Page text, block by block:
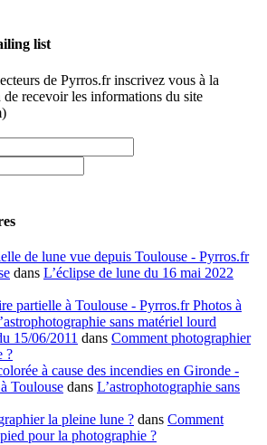
list
de Pyrros.fr inscrivez vous à la
recevoir les informations du site
de lune vue depuis Toulouse - Pyrros.fr
dans L’éclipse de lune du 16 mai 2022
partielle à Toulouse - Pyrros.fr Photos à
sans matériel lourd
15/06/2011 dans Comment photographier
?
à cause des incendies en Gironde -
Toulouse dans L’astrophotographie sans
la pleine lune ? dans Comment
pour la photographie ?